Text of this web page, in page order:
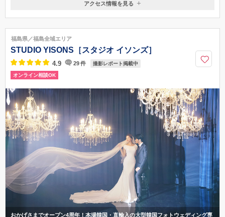
福島県郡山市富田町権現林9-1
分
アクセス情報を見る
福島県／福島全域エリア
STUDIO YISONS［スタジオ イソンズ］
4.9 29件 撮影レポート掲載中
オンライン相談OK
おかげさまでオープン4周年！本場韓国・直輸入の大型韓国フォトウェディング専